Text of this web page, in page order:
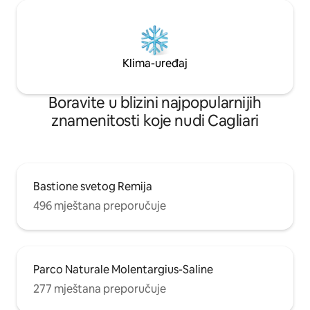
Klima-uređaj
Boravite u blizini najpopularnijih
znamenitosti koje nudi Cagliari
Bastione svetog Remija
496 mještana preporučuje
Parco Naturale Molentargius-Saline
277 mještana preporučuje